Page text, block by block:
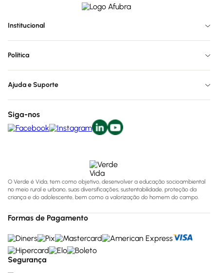
Institucional
Política
Ajuda e Suporte
Siga-nos
O Verde é Vida, tem como objetivo, desenvolver a educação socioambiental
no meio rural e urbano, suas diversificações, sustentabilidade, proteção da
criança e do adolescente, bem como a valorização do homem do campo.
Formas de Pagamento
Segurança